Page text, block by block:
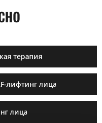
терапия
лифтинг лица
лица